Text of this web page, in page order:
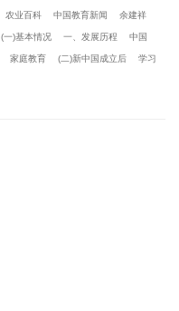
农业百科 中国教育新闻 余建祥
(一)基本情况 一、发展历程 中国
家庭教育 (二)新中国成立后 学习